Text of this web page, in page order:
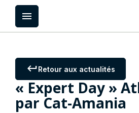
Panneau de gestion des cookies
menu
keyboard_returnRetour aux actualités
« Expert Day »
par Cat-Amania